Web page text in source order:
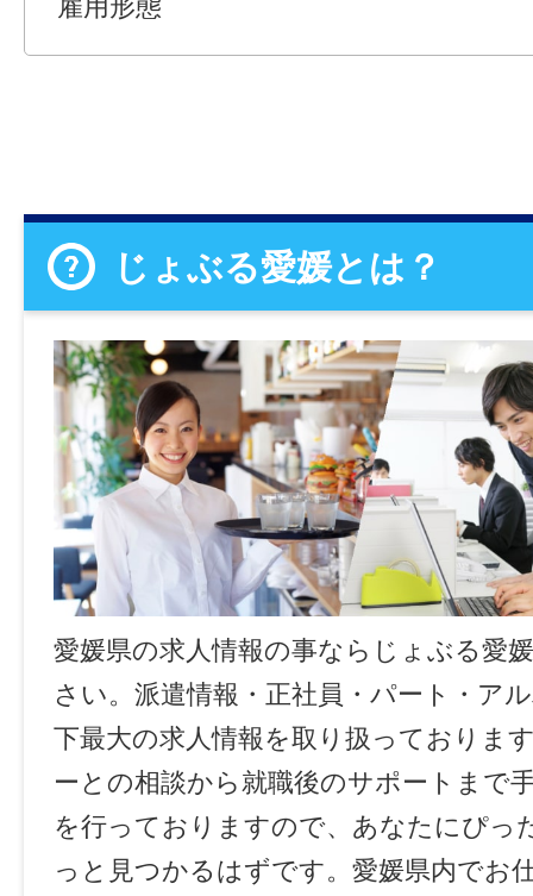
じょぶる愛媛とは？
愛媛県の求人情報の事ならじょぶる愛
さい。派遣情報・正社員・パート・ア
下最大の求人情報を取り扱っておりま
ーとの相談から就職後のサポートまで
を行っておりますので、あなたにぴっ
っと見つかるはずです。愛媛県内でお